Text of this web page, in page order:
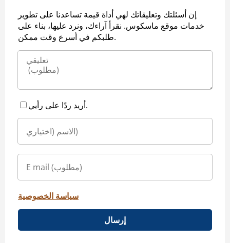
إن أسئلتك وتعليقاتك لهي أداة قيمة تساعدنا على تطوير
خدمات موقع ماسكوس. نقرأ آراءك، ونرد عليها، بناء على
طلبكم في أسرع وقت ممكن.
أريد ردًا على رأيي.
سياسة الخصوصية
إرسال